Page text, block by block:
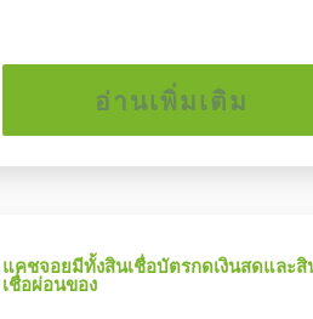
อ่านเพิ่มเติม
แคชจอยมีทั้งสินเชื่อบัตรกดเงินสดและสิ
เชื่อผ่อนของ